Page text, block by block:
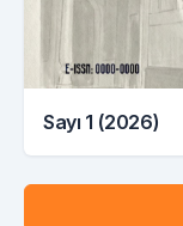
Sayı 1 (2026)